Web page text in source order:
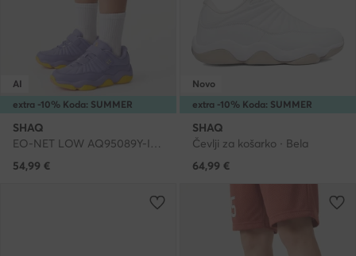
extra -10% Koda: SUMMER
AI
SHAQ
EO-NET LOW AQ95089Y-I · Čevlji za košarko
54,99 €
extra -10% Koda: SUMMER
Novo
SHAQ
Čevlji za košarko · Bela
64,99 €